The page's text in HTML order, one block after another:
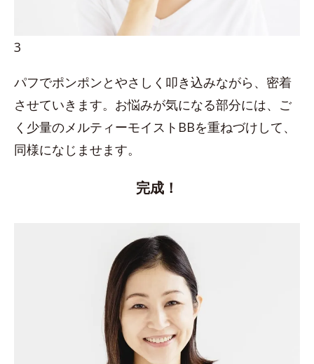
3
パフでポンポンとやさしく叩き込みながら、密着
させていきます。お悩みが気になる部分には、ご
く少量のメルティーモイストBBを重ねづけして、
同様になじませます。
完成！